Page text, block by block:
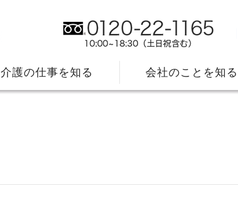
介護の仕事を知る 会社のことを知る